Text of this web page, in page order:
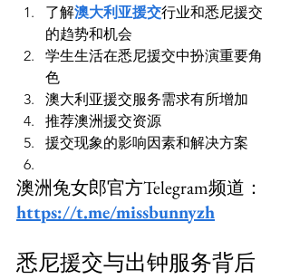
了解澳大利亚援交行业和悉尼援交
的趋势和机会
学生生活在悉尼援交中扮演重要角
色
澳大利亚援交服务需求有所增加
推荐澳洲援交资源
援交现象的影响因素和解决方案
澳洲兔女郎官方Telegram频道：
https://t.me/missbunnyzh
悉尼援交与出钟服务背后